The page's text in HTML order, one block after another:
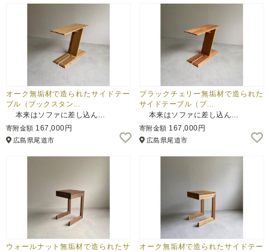
オーク無垢材で造られたサイドテー
ブル（ブックスタン…
本来はソファに差し込ん…
寄附金額 167,000円
広島県尾道市
ブラックチェリー無垢材で造られた
サイドテーブル（ブ…
本来はソファに差し込ん…
寄附金額 167,000円
広島県尾道市
ウォールナット無垢材で造られたサ
オーク無垢材で造られたサイドテー